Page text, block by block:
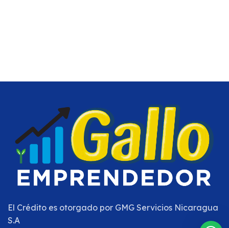
El Crédito es otorgado por GMG Servicios Nicaragua
S.A